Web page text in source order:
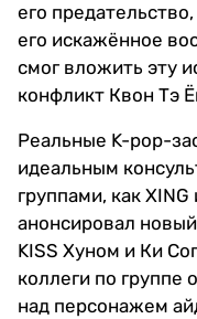
его
его искажённое
смог вложить эту
конфликт Квон Тэ
Реальные K-pop-
идеальным
группами, как
анонсировал
KISS Хуном и Ки
коллеги по группе
над персонажем